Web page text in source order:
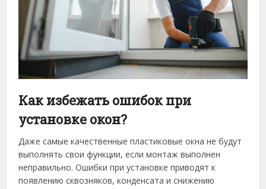
Как избежать ошибок при
установке окон?
Даже самые качественные пластиковые окна не будут
выполнять свои функции, если монтаж выполнен
неправильно. Ошибки при установке приводят к
появлению сквозняков, конденсата и снижению